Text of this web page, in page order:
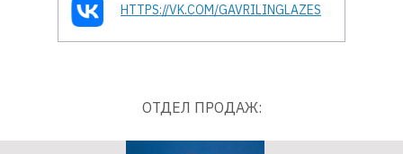
ОТДЕЛ ПРОДАЖ:
HTTPS://VK.COM/GAVRILINGLAZES